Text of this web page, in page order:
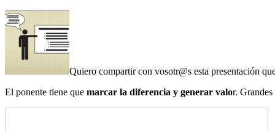
Quiero compartir con vosotr@s esta presentación
El ponente tiene que marcar la diferencia y generar valor.